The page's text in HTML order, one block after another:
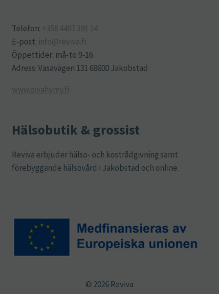
Telefon: +358 4497 391 14
E-post: info@reviva.fi
Öppettider: må-to 9-16
Adress: Vasavägen 131 68600 Jakobstad
www.oivahymy.fi
Hälsobutik & grossist
Reviva erbjuder hälso- och kostrådgivning samt
förebyggande hälsovård i Jakobstad och online.
© 2026 Reviva